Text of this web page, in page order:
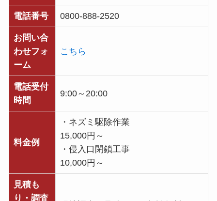
電話番号 0800-888-2520
お問い合
わせフォ
ーム
こちら
電話受付
時間
9:00～20:00
料金例
・ネズミ駆除作業
15,000円～
・侵入口閉鎖工事
10,000円～
見積も
り・調査